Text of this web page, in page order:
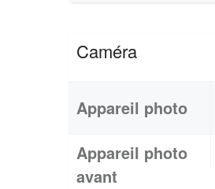
Caméra
Appareil photo
Appareil photo
avant